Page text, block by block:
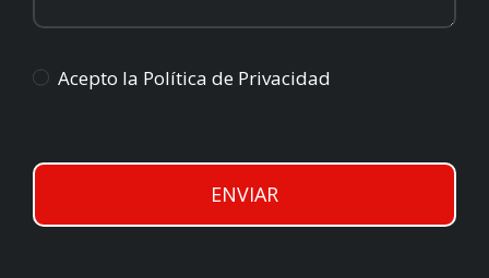
Acepto la Política de Privacidad
ENVIAR